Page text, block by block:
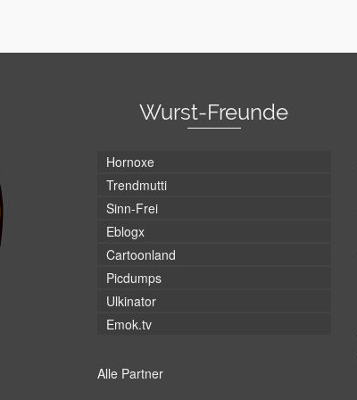
Wurst-Freunde
Hornoxe
Trendmutti
Sinn-Frei
Eblogx
Cartoonland
Picdumps
Ulkinator
Emok.tv
Alle Partner